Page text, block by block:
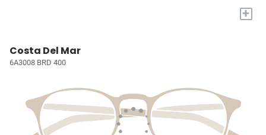
+
Costa Del Mar
6A3008 BRD 400